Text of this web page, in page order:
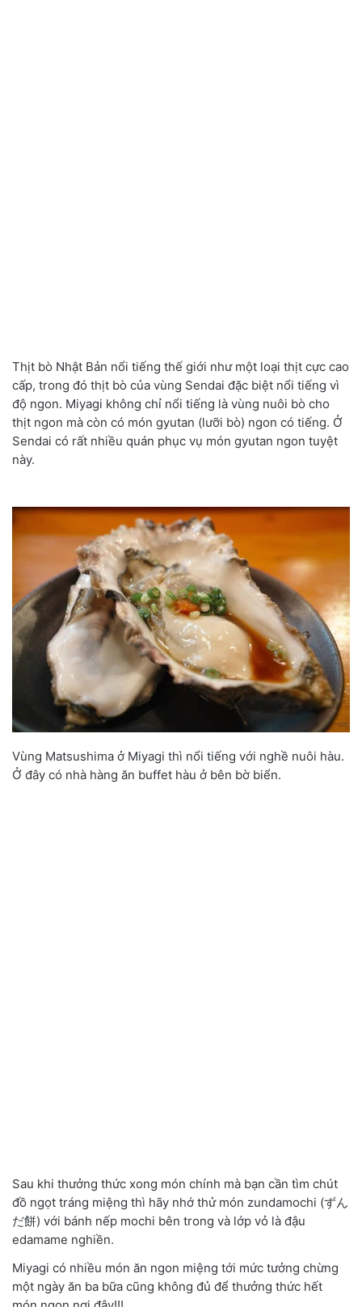
Thịt bò Nhật Bản nổi tiếng thế giới như một loại thịt cực cao
cấp, trong đó thịt bò của vùng Sendai đặc biệt nổi tiếng vì
độ ngon. Miyagi không chỉ nổi tiếng là vùng nuôi bò cho
thịt ngon mà còn có món gyutan (lưỡi bò) ngon có tiếng. Ở
Sendai có rất nhiều quán phục vụ món gyutan ngon tuyệt
này.
Vùng Matsushima ở Miyagi thì nổi tiếng với nghề nuôi hàu.
Ở đây có nhà hàng ăn buffet hàu ở bên bờ biển.
Sau khi thưởng thức xong món chính mà bạn cần tìm chút
đồ ngọt tráng miệng thì hãy nhớ thử món zundamochi (ずん
だ餅) với bánh nếp mochi bên trong và lớp vỏ là đậu
edamame nghiền.
Miyagi có nhiều món ăn ngon miệng tới mức tưởng chừng
một ngày ăn ba bữa cũng không đủ để thưởng thức hết